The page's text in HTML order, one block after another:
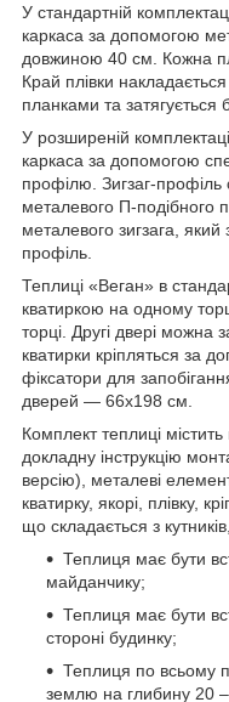
У стандартній
каркаса за допомогою
довжиною 40 см. Кожна
Край плівки
планками та затягується
У розширеній
каркаса за допомогою
профілю. Зигзаг-
металевого П-подібного
металевого зигзага, який
профіль.
Теплиці «Веган» в
кватиркою на одному
торці. Другі двері можна
кватирки кріпляться за
фіксатори для
дверей — 66х198 см.
Комплект теплиці
докладну інструкцію
версію), металеві
кватирку, якорі, плівку,
що складається з
Теплиця має бути
майданчику;
Теплиця має бути
стороні будинку;
Теплиця по всьому
землю на глибину 20